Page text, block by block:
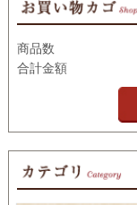
商品数
合計金額